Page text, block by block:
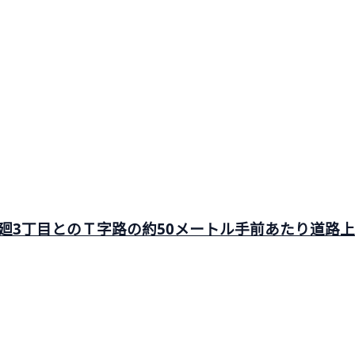
3丁目とのＴ字路の約50メートル手前あたり道路